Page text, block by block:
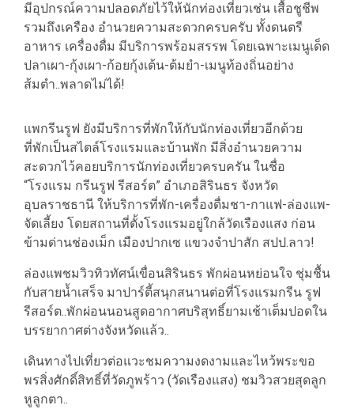
มีอุปกรณ์ความปลอดภัยไว้ให้นักท่องเที่ยวเช่น เสื้อชูชีพ
รวมถึงเครือง อำนวยความสะดวกครบครับ ทั้งดนตรี
อาหาร เครื่องดื่ม มีบริการพร้อมสรรพ โดยเฉพาะเมนูเด็ด
ปลาเผา-กุ้งเผา-ก้อยกุ้งเต้น-ต้มยำ-เมนูท้องถิ่นอย่าง
ส้มตำ..พลาดไม่ได้!
แพกรีนรูฟ ยังมีบริการที่พักให้กับนักท่องเที่ยวอีกด้วย
ที่พักเป็นสไตล์โรงแรมและบ้านพัก มีสิ่งอำนวยความ
สะดวกไว้คอยบริการนักท่องเที่ยวครบครัน ในชื่อ
“โรงแรม กรีนรูฟ รีสอร์ต” อำเภอสิรินธร จังหวัด
อุบลราชธานี ให้บริการที่พัก-เครื่องดื่มชา-กาแฟ-ล่องแพ-
จัดเลี้ยง โดยสถานที่ตั้งโรงแรมอยู่ใกล้วัดเรืองแสง ก่อน
ข้ามด่านช่องเม็ก เมืองปากเซ แขวงจำปาสัก สปป.ลาว!
ล่องแพชมวิวทิวทัศน์เขื่อนสิรินธร พักผ่อนหย่อนใจ ชุ่มชื้น
กับสายน้ำเสร็จ มาปาร์ตี้สนุกสนานต่อที่โรงแรมกรีน รูฟ
รีสอร์ต..พักผ่อนนอนสูดอากาศบริสุทธิ์ยามเช้าเต็มปอดใน
บรรยากาศต่างจังหวัดแล้ว..
เดินทางไปเที่ยวต่อแวะชมความงดงามและไหว้พระขอ
พรสิ่งศักดิ์สิทธิ์ที่วัดภูพร้าว (วัดเรืองแสง) ชมวิวสวยสุดลูก
หูลูกตา..